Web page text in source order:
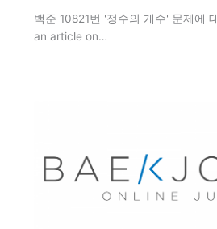
백준 10821번 '정수의 개수' 문제에
an article on…